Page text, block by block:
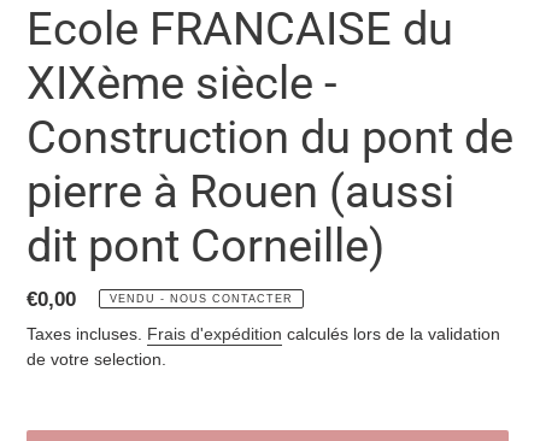
Ecole FRANCAISE du
XIXème siècle -
Construction du pont de
pierre à Rouen (aussi
dit pont Corneille)
Prix
normal
€0,00 VENDU - NOUS CONTACTER
Taxes incluses. Frais d'expédition calculés lors de la validation
de votre selection.